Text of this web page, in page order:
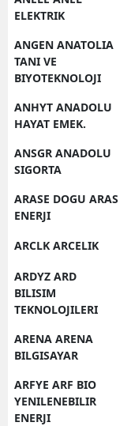
ELEKTRIK
ANGEN ANATOLIA
TANI VE
BIYOTEKNOLOJI
ANHYT ANADOLU
HAYAT EMEK.
ANSGR ANADOLU
SIGORTA
ARASE DOGU ARAS
ENERJI
ARCLK ARCELIK
ARDYZ ARD
BILISIM
TEKNOLOJILERI
ARENA ARENA
BILGISAYAR
ARFYE ARF BIO
YENILENEBILIR
ENERJI